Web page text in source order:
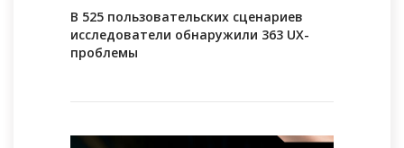
В 525 пользовательских сценариев
исследователи обнаружили 363 UX-
проблемы